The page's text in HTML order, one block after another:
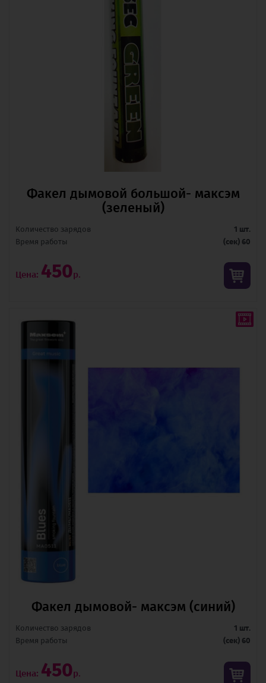
Факел дымовой большой- максэм
(зеленый)
Количество зарядов
1 шт.
Время pаботы
(сек) 60
Цена: 450р.
Факел дымовой- максэм (синий)
Количество зарядов
1 шт.
Время pаботы
(сек) 60
Цена: 450р.